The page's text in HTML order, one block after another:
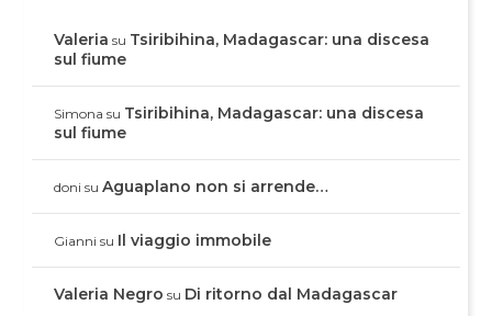
Valeria su Tsiribihina, Madagascar: una discesa
sul fiume
Simona su Tsiribihina, Madagascar: una discesa
sul fiume
doni suAguaplano non si arrende…
Gianni su Il viaggio immobile
Valeria Negro su Di ritorno dal Madagascar